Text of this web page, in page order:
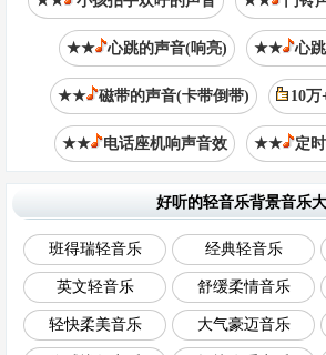
★★ 心跳的声音(响亮) ★★ 心
★★ 磁带的声音(卡带倒带) 10
★★ 电话座机响声音效 ★★ 定
好听的轻音乐背景音乐
班得瑞轻音乐 经典轻音乐
英文轻音乐 舒缓柔情音乐
轻快柔美音乐 大气豪迈音乐